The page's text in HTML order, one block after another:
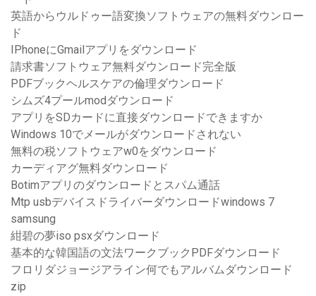
英語からウルドゥー語変換ソフトウェアの無料ダウンロー
ド
IPhoneにGmailアプリをダウンロード
請求書ソフトウェア無料ダウンロード完全版
PDFブックヘルスケアの倫理ダウンロード
シムズ4プールmodダウンロード
アプリをSDカードに直接ダウンロードできますか
Windows 10でメールがダウンロードされない
無料の税ソフトウェアw0をダウンロード
カーディアグ無料ダウンロード
Botimアプリのダウンロードとスパム通話
Mtp usbデバイスドライバーダウンロードwindows 7
samsung
紺碧の夢iso psxダウンロード
基本的な韓国語の文法ワークブックPDFダウンロード
フロリダジョージアライン何でもアルバムダウンロード
zip